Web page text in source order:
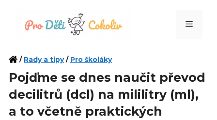
Menu
/ Rady a tipy/ Pro školáky
Pojďme se dnes naučit převod
decilitrů (dcl) na mililitry (ml),
a to včetně praktických